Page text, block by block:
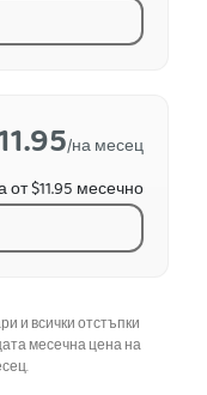
/на месец
$11.95 месечно
и всички отстъпки
месечна цена на